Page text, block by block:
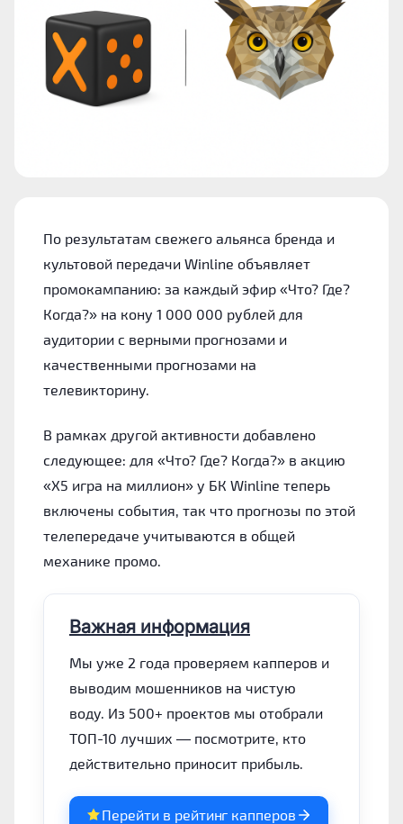
По результатам свежего альянса бренда и
культовой передачи Winline объявляет
промокампанию: за каждый эфир «Что? Где?
Когда?» на кону 1 000 000 рублей для
аудитории с верными прогнозами и
качественными прогнозами на
телевикторину.
В рамках другой активности добавлено
следующее: для «Что? Где? Когда?» в акцию
«Х5 игра на миллион» у БК Winline теперь
включены события, так что прогнозы по этой
телепередаче учитываются в общей
механике промо.
Важная информация
Мы уже 2 года проверяем капперов и
выводим мошенников на чистую
воду. Из 500+ проектов мы отобрали
ТОП-10 лучших — посмотрите, кто
действительно приносит прибыль.
Перейти в рейтинг капперов